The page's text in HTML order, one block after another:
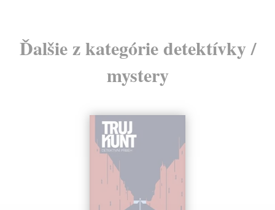
Ďalšie z kategórie detektívky /
mystery